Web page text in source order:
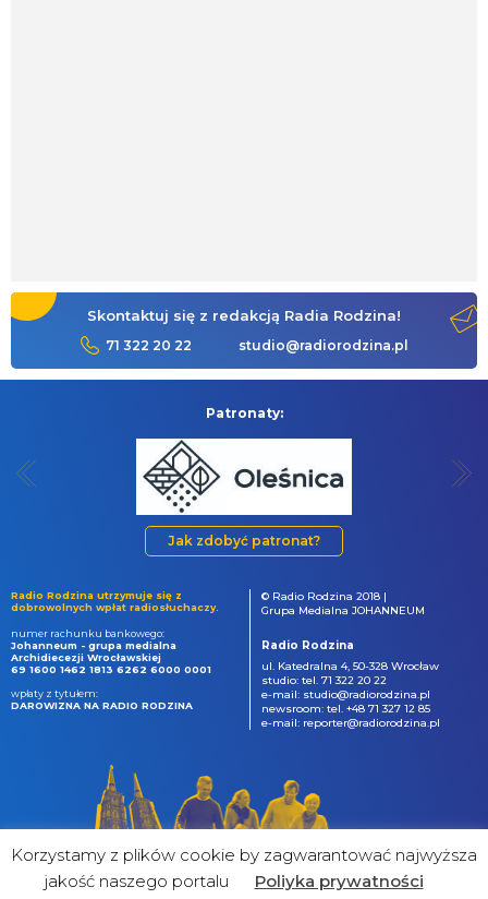
Skontaktuj się z redakcją Radia Rodzina!
71 322 20 22 studio@radiorodzina.pl
Patronaty:
Jak zdobyć patronat?
Radio Rodzina utrzymuje się z
dobrowolnych wpłat radiosłuchaczy.
numer rachunku bankowego:
Johanneum - grupa medialna
Archidiecezji Wrocławskiej
69 1600 1462 1813 6262 6000 0001
wpłaty z tytułem:
DAROWIZNA NA RADIO RODZINA
© Radio Rodzina 2018 |
Grupa Medialna JOHANNEUM
Radio Rodzina
ul. Katedralna 4, 50-328 Wrocław
studio: tel. 71 322 20 22
e-mail: studio@radiorodzina.pl
newsroom: tel. +48 71 327 12 85
e-mail: reporter@radiorodzina.pl
Korzystamy z plików cookie by zagwarantować najwyższa
jakość naszego portalu
Poliyka prywatności